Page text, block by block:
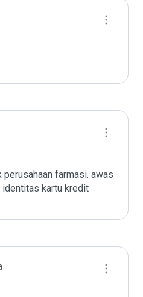
farmasi. awas
identitas kartu kredit